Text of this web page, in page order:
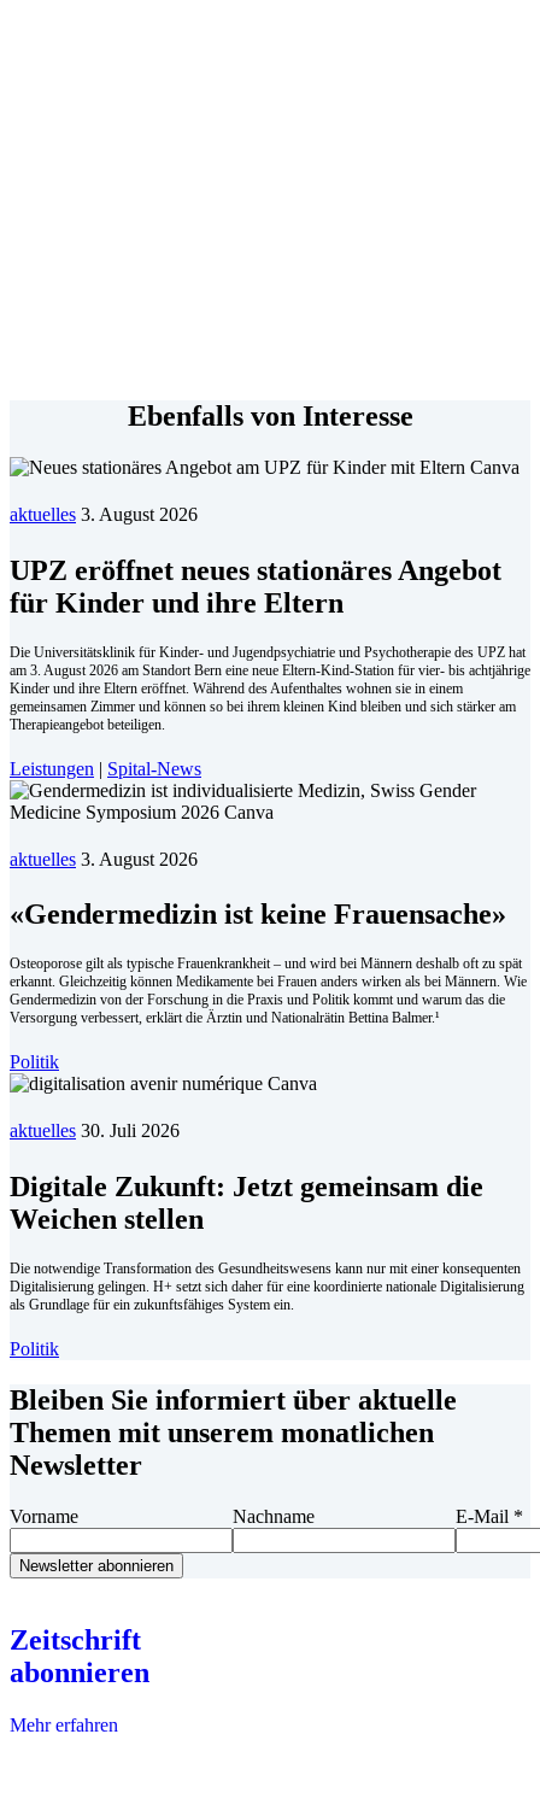
Ebenfalls von Interesse
aktuelles 3. August 2026
UPZ eröffnet neues stationäres Angebot
für Kinder und ihre Eltern
Die Universitätsklinik für Kinder- und Jugendpsychiatrie und Psychotherapie des UPZ hat
am 3. August 2026 am Standort Bern eine neue Eltern-Kind-Station für vier- bis achtjährige
Kinder und ihre Eltern eröffnet. Während des Aufenthaltes wohnen sie in einem
gemeinsamen Zimmer und können so bei ihrem kleinen Kind bleiben und sich stärker am
Therapieangebot beteiligen.
Leistungen | Spital-News
aktuelles 3. August 2026
«Gendermedizin ist keine Frauensache»
Osteoporose gilt als typische Frauenkrankheit – und wird bei Männern deshalb oft zu spät
erkannt. Gleichzeitig können Medikamente bei Frauen anders wirken als bei Männern. Wie
Gendermedizin von der Forschung in die Praxis und Politik kommt und warum das die
Versorgung verbessert, erklärt die Ärztin und Nationalrätin Bettina Balmer.¹
Politik
aktuelles 30. Juli 2026
Digitale Zukunft: Jetzt gemeinsam die
Weichen stellen
Die notwendige Transformation des Gesundheitswesens kann nur mit einer konsequenten
Digitalisierung gelingen. H+ setzt sich daher für eine koordinierte nationale Digitalisierung
als Grundlage für ein zukunftsfähiges System ein.
Politik
Bleiben Sie informiert über aktuelle
Themen mit unserem monatlichen
Newsletter
Vorname Nachname E-Mail *
Zeitschrift
abonnieren
Mehr erfahren